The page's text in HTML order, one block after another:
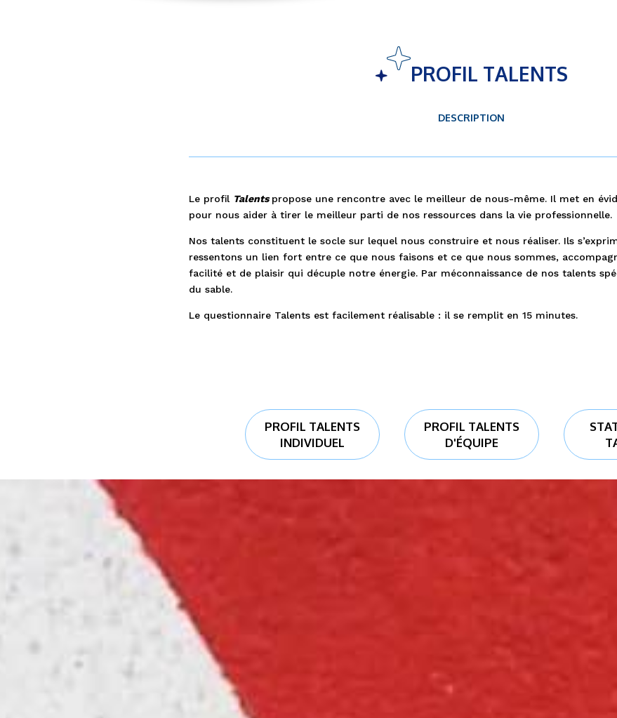
PROFIL TALENTS
DESCRIPTION
Le profil Talentspropose une rencontre avec le meilleur de nous-même. Il met en
pour nous aider à tirer le meilleur parti de nos ressources dans la vie professionnelle.
Nos talents constituent le socle sur lequel nous construire et nous réaliser. Ils
ressentons un lien fort entre ce que nous faisons et ce que nous sommes,
facilité et de plaisir qui décuple notre énergie. Par méconnaissance de nos talents
du sable.
Le questionnaire Talents est facilement réalisable : il se remplit en 15 minutes.
PROFIL TALENTS
INDIVIDUEL
PROFIL TALENTS
D'ÉQUIPE